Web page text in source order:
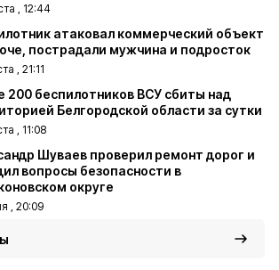
, 12:44
атаковал коммерческий объект
пострадали мужчина и подросток
, 21:11
200 беспилотников ВСУ сбиты над
Белгородской области за сутки
, 11:08
Шуваев проверил ремонт дорог и
вопросы безопасности в
округе
, 20:09